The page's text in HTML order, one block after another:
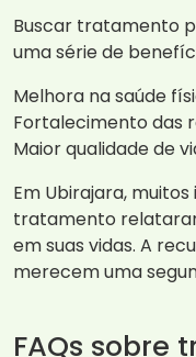
Buscar tratamento
uma série de
Melhora na saúde
Fortalecimento das
Maior qualidade de
Em Ubirajara,
tratamento
em suas vidas. A
merecem uma
FAQs sobre